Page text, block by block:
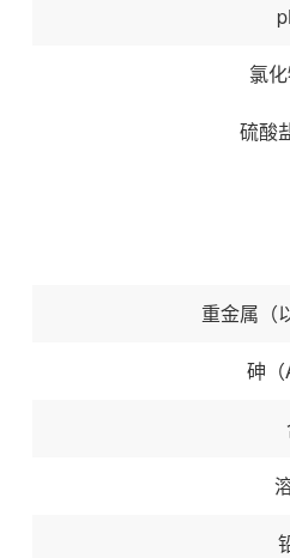
氯
硫酸
重金属
砷